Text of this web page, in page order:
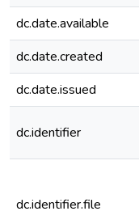
dc.date.available
dc.date.created
dc.date.issued
dc.identifier
dc.identifier.file